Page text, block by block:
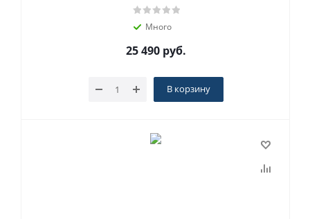
Много
25 490руб.
В корзину